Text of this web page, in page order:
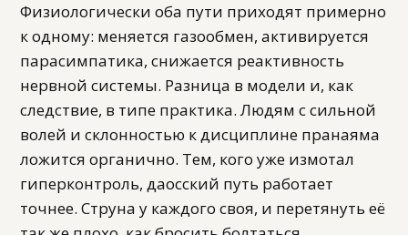
Физиологически оба пути приходят примерно
к одному: меняется газообмен, активируется
парасимпатика, снижается реактивность
нервной системы. Разница в модели и, как
следствие, в типе практика. Людям с сильной
волей и склонностью к дисциплине пранаяма
ложится органично. Тем, кого уже измотал
гиперконтроль, даосский путь работает
точнее. Струна у каждого своя, и перетянуть её